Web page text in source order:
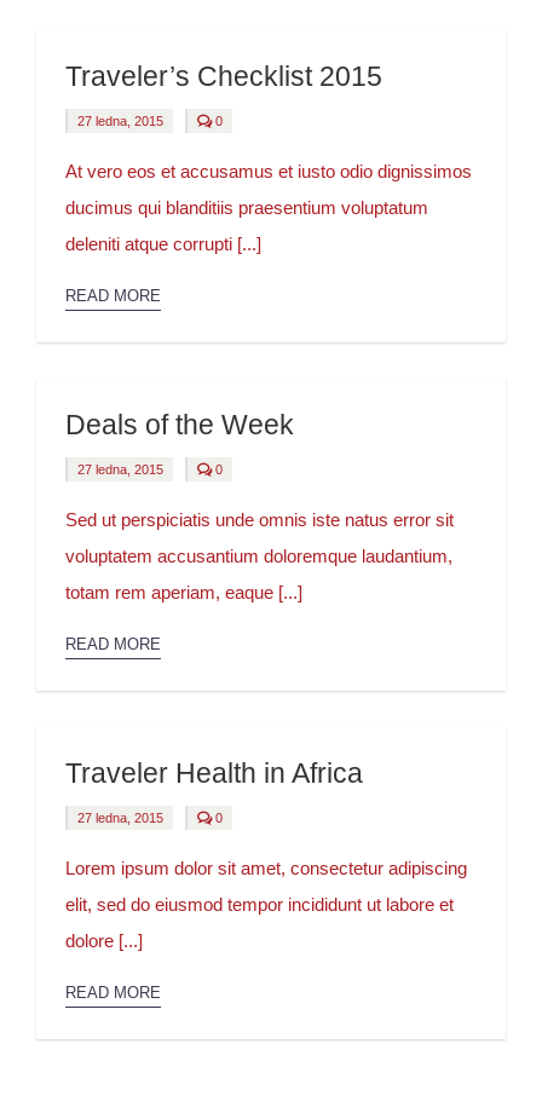
Traveler’s Checklist 2015
27 ledna, 2015 0comments
2015
At vero eos et accusamus et iusto odio dignissimos
ducimus qui blanditiis praesentium voluptatum
deleniti atque corrupti [...]
READ MORE
Deals of the Week
27 ledna, 2015 0comments
the
Sed ut perspiciatis unde omnis iste natus error sit
voluptatem accusantium doloremque laudantium,
totam rem aperiam, eaque [...]
READ MORE
Traveler Health in Africa
27 ledna, 2015 0comments
Health
in
Lorem ipsum dolor sit amet, consectetur adipiscing
elit, sed do eiusmod tempor incididunt ut labore et
dolore [...]
READ MORE